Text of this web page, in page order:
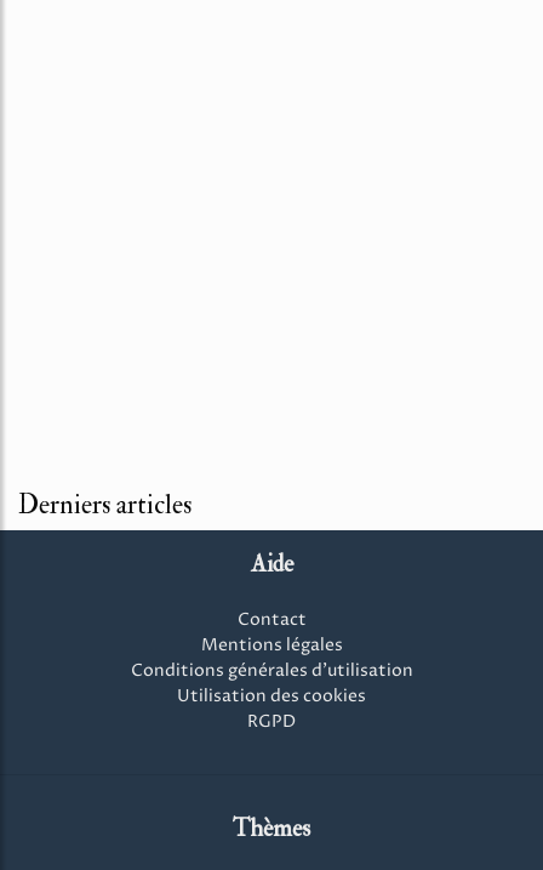
Derniers articles
Aide
Contact
Mentions légales
Conditions générales d'utilisation
Utilisation des cookies
RGPD
Thèmes